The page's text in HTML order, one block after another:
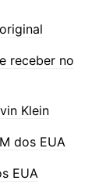
receber no
Klein
dos EUA
EUA